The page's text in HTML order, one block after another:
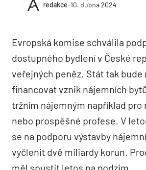
redakce-10. dubna 2024
Evropská komise schválila
dostupného bydlení v České
veřejných peněz. Stát tak bude
financovat vznik nájemních
tržním nájemným například pro
nebo prospěšné profese. V
se na podporu výstavby
vyčlenit dvě miliardy korun.
měl spustit letos na podzim.